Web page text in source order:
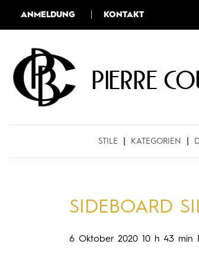
ANMELDUNG KONTAKT
Pierre
STILE KATEGORIEN
SIDEBOARD
6 Oktober 2020 10 h 43 min